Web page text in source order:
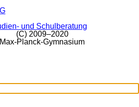
(C) 2009–2020
Max-Planck-Gymnasium